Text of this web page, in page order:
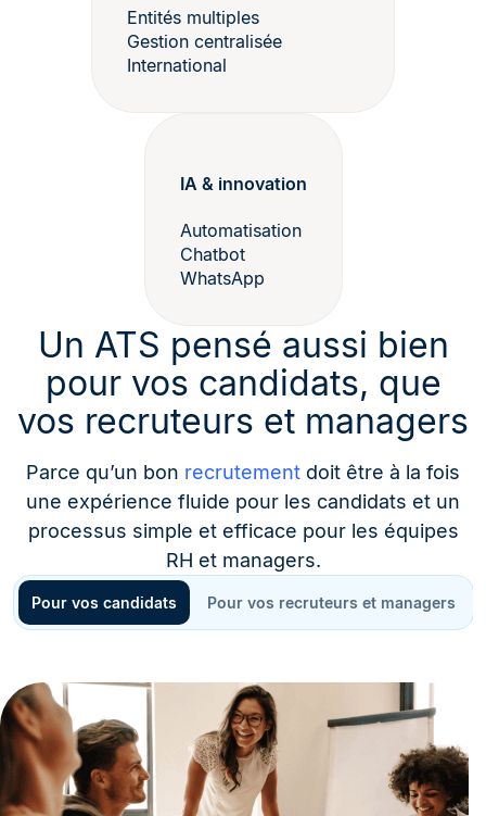
Entités multiples
Gestion centralisée
International
IA & innovation
Automatisation
Chatbot
WhatsApp
Un ATS pensé aussi bien
pour vos candidats, que
vos recruteurs et managers
Parce qu’un bon recrutement doit être à la fois
une expérience fluide pour les candidats et un
processus simple et efficace pour les équipes
RH et managers.
Pour vos candidats Pour vos recruteurs et managers